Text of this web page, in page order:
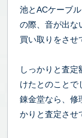
池とACケーブ
の際、音が出な
買い取りをさせ
しっかりと査
けたとのことで
錬金堂なら、修
かりと査定させ